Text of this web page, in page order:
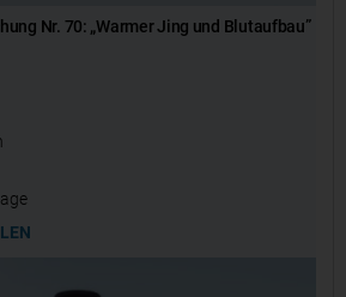
Nr. 70: „Warmer Jing und Blutaufbau”